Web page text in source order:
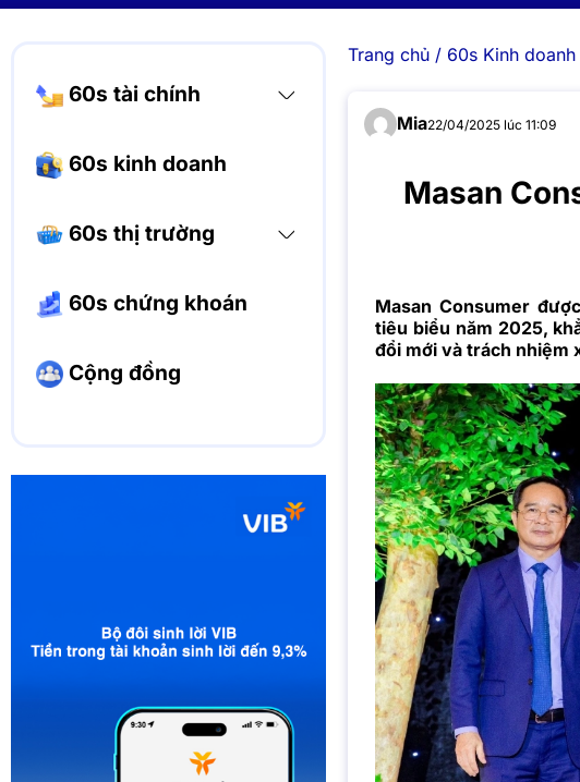
60s tài chính
60s kinh doanh
60s thị trường
60s chứng khoán
Cộng đồng
Trang chủ/ 60s Kinh doanh
Mia22/04/2025 lúc 11:09
Masan
Masan Consumer
tiêu biểu năm 2025,
đổi mới và trách nhiệm